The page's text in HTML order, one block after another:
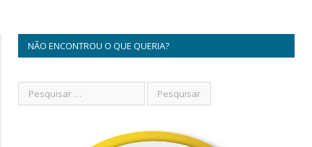
NÃO ENCONTROU O QUE QUERIA?